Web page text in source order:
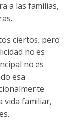
a las familias,
ciertos, pero
no es
no es
esa
vida familiar,